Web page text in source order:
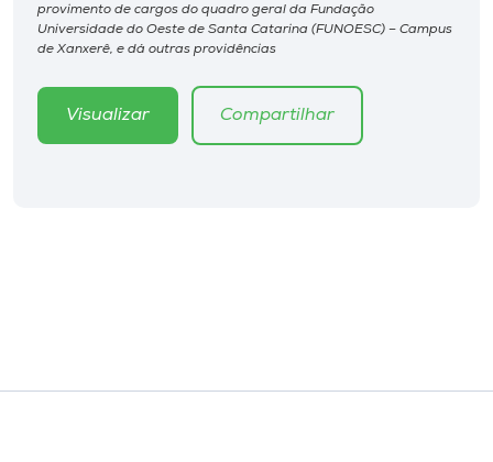
Unoesc
Store
provimento de cargos do quadro geral da Fundação
Universidade do Oeste de Santa Catarina (FUNOESC) – Campus
de Xanxerê, e dá outras providências
Visualizar Compartilhar